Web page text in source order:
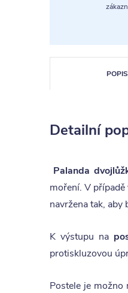
Detailní
Palanda
moření. V
navržena tak, aby
K výstupu na
protiskluzovou
Postele je